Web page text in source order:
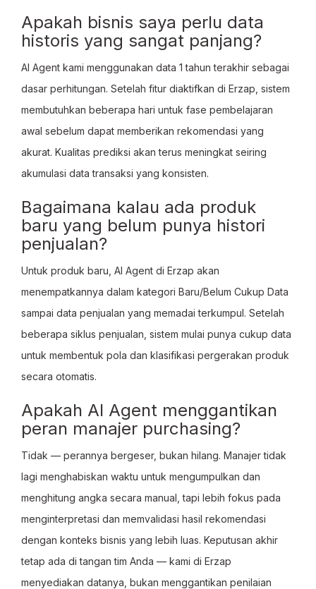
Apakah bisnis saya perlu data
historis yang sangat panjang?
AI Agent kami menggunakan data 1 tahun terakhir sebagai
dasar perhitungan. Setelah fitur diaktifkan di Erzap, sistem
membutuhkan beberapa hari untuk fase pembelajaran
awal sebelum dapat memberikan rekomendasi yang
akurat. Kualitas prediksi akan terus meningkat seiring
akumulasi data transaksi yang konsisten.
Bagaimana kalau ada produk
baru yang belum punya histori
penjualan?
Untuk produk baru, AI Agent di Erzap akan
menempatkannya dalam kategori Baru/Belum Cukup Data
sampai data penjualan yang memadai terkumpul. Setelah
beberapa siklus penjualan, sistem mulai punya cukup data
untuk membentuk pola dan klasifikasi pergerakan produk
secara otomatis.
Apakah AI Agent menggantikan
peran manajer purchasing?
Tidak — perannya bergeser, bukan hilang. Manajer tidak
lagi menghabiskan waktu untuk mengumpulkan dan
menghitung angka secara manual, tapi lebih fokus pada
menginterpretasi dan memvalidasi hasil rekomendasi
dengan konteks bisnis yang lebih luas. Keputusan akhir
tetap ada di tangan tim Anda — kami di Erzap
menyediakan datanya, bukan menggantikan penilaian